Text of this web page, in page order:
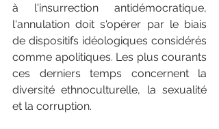
à l'insurrection antidémocratique,
l'annulation doit s'opérer par le biais
de dispositifs idéologiques considérés
comme apolitiques. Les plus courants
ces derniers temps concernent la
diversité ethnoculturelle, la sexualité
et la corruption.